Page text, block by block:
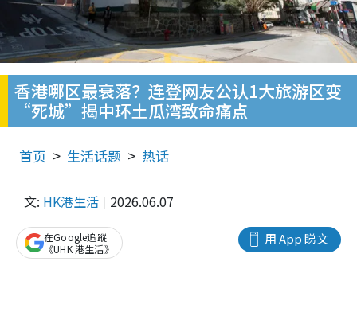
香港哪区最衰落？连登网友公认1大旅游区变
“死城”揭中环土瓜湾致命痛点
首页 生活话题 热话
文: HK港生活 2026.06.07
用 App 睇文
在Google追蹤
《UHK 港生活》